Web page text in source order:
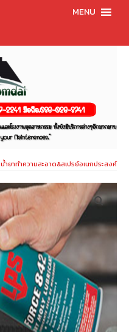
MENU
น้ำยาทำความสะอาด&สเปรย์อเนกประสงค์